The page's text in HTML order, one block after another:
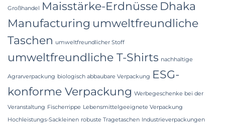
Großhandel Maisstärke-Erdnüsse Dhaka
Manufacturing umweltfreundliche
Taschen umweltfreundlicher Stoff
umweltfreundliche T-Shirts nachhaltige
Agrarverpackung biologisch abbaubare Verpackung ESG-
konforme Verpackung Werbegeschenke bei der
Veranstaltung Fischerrippe Lebensmittelgeeignete Verpackung
Hochleistungs-Sackleinen robuste Tragetaschen Industrieverpackungen